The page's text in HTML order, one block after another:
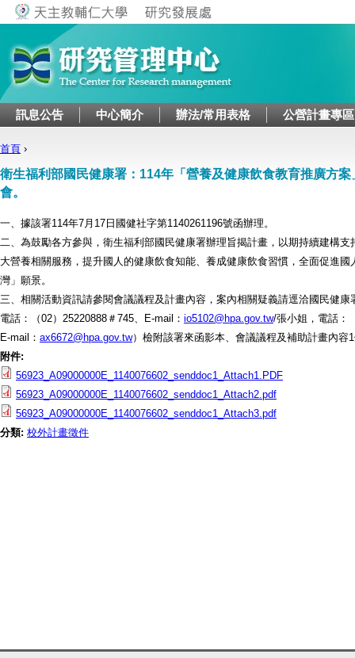
Jump to navigation
訊息公告 中心簡介 辦法/常用表格 公營計畫專區
您在這裡
首頁 ›
衛生福利部國民健康署：114年「營養及健康飲食教育推廣方
會。
一、據該署114年7月17日國健社字第1140261196號函辦理。
二、為鼓勵各方參與，衛生福利部國民健康署辦理旨揭計畫，以期持續建構支
大營養相關服務，提升國人的健康飲食知能、養成健康飲食習慣，全面促進國
灣」願景。
三、相關活動資訊請參閱會議議程及計畫內容，案內相關疑義請逕洽國民健康
電話：（02）25220888＃745、E-mail： io5102@hpa.gov.tw/張小姐，電話：
E-mail： ax6672@hpa.gov.tw）檢附該署來函影本、會議議程及補助計畫內容
附件:
56923_A09000000E_1140076602_senddoc1_Attach1.PDF
56923_A09000000E_1140076602_senddoc1_Attach2.pdf
56923_A09000000E_1140076602_senddoc1_Attach3.pdf
分類: 校外計畫徵件